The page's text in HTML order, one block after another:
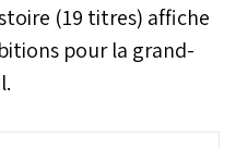
(19 titres) affiche
pour la grand-